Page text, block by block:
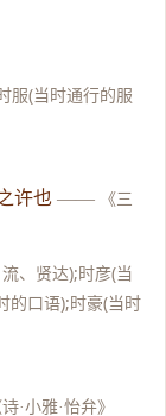
服(当时通行的服
许也 ——
《三
、贤达);时彦(当
的口语);时豪(当时
诗·小雅·怡弁》